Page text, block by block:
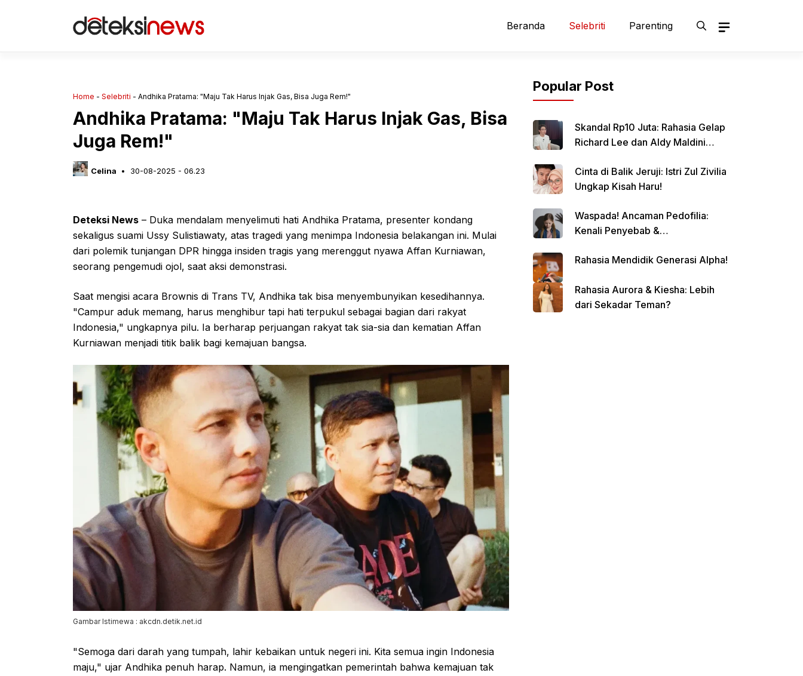
Beranda Selebriti Parenting
Home - Selebriti - Andhika Pratama: "Maju Tak Harus Injak Gas, Bisa Juga Rem!"
Andhika Pratama: "Maju Tak Harus Injak Gas, Bisa
Juga Rem!"
Celina 30-08-2025 - 06.23
Deteksi News – Duka mendalam menyelimuti hati Andhika Pratama, presenter kondang
sekaligus suami Ussy Sulistiawaty, atas tragedi yang menimpa Indonesia belakangan ini. Mulai
dari polemik tunjangan DPR hingga insiden tragis yang merenggut nyawa Affan Kurniawan,
seorang pengemudi ojol, saat aksi demonstrasi.
Saat mengisi acara Brownis di Trans TV, Andhika tak bisa menyembunyikan kesedihannya.
"Campur aduk memang, harus menghibur tapi hati terpukul sebagai bagian dari rakyat
Indonesia," ungkapnya pilu. Ia berharap perjuangan rakyat tak sia-sia dan kematian Affan
Kurniawan menjadi titik balik bagi kemajuan bangsa.
Gambar Istimewa : akcdn.detik.net.id
"Semoga dari darah yang tumpah, lahir kebaikan untuk negeri ini. Kita semua ingin Indonesia
maju," ujar Andhika penuh harap. Namun, ia mengingatkan pemerintah bahwa kemajuan tak
Popular Post
Skandal Rp10 Juta: Rahasia Gelap
Richard Lee dan Aldy Maldini
Cinta di Balik Jeruji: Istri Zul Zivilia
Ungkap Kisah Haru!
Waspada! Ancaman Pedofilia:
Kenali Penyebab &
Rahasia Mendidik Generasi Alpha!
Rahasia Aurora & Kiesha: Lebih
dari Sekadar Teman?